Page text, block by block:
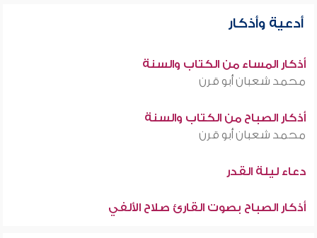
أدعية وأذكار
أذكار المساء من الكتاب والسنة
محمد شعبان أبو قرن
أذكار الصباح من الكتاب والسنة
محمد شعبان أبو قرن
دعاء ليلة القدر
أذكار الصباح بصوت القارئ صلاح الألفي